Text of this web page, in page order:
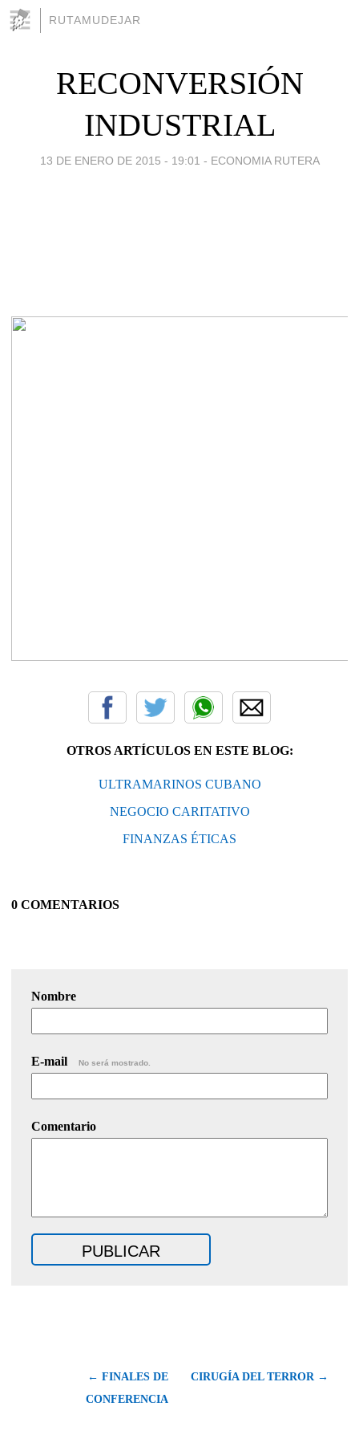
RUTAMUDEJAR
RECONVERSIÓN
INDUSTRIAL
13 DE ENERO DE 2015 - 19:01 - ECONOMIA RUTERA
OTROS ARTÍCULOS EN ESTE BLOG:
ULTRAMARINOS CUBANO
NEGOCIO CARITATIVO
FINANZAS ÉTICAS
0 COMENTARIOS
Nombre
E-mail No será mostrado.
Comentario
← FINALES DE
CONFERENCIA
CIRUGÍA DEL TERROR →